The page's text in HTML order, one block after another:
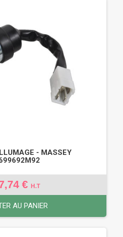
- MASSEY
€ H.T
AU PANIER